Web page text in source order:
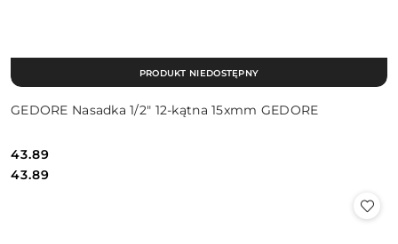
GEDORE Nasadka 1/2″ 12-kątna 15xmm GEDORE
Cena:
43.89
Cena:
43.89
PRODUKT NIEDOSTĘPNY